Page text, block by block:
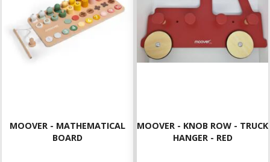
MOOVER - MATHEMATICAL
BOARD
MOOVER - KNOB ROW - TRUCK
HANGER - RED